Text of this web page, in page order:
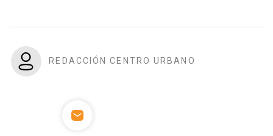
REDACCIÓN CENTRO URBANO